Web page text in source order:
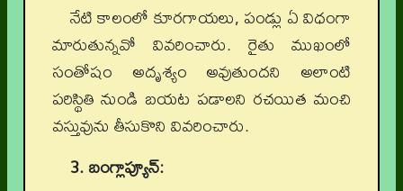
నేటి కాలంలో కూరగాయలు, పండ్లు ఏ విధంగా
మారుతున్నవో వివరించారు. రైతు ముఖంలో
సంతోషం అదృశ్యం అవుతుందని అలాంటి
పరిస్థితి నుండి బయట పడాలని రచయిత మంచి
వస్తువును తీసుకొని వివరించారు.
3. బంగ్లాప్యూన్‌: